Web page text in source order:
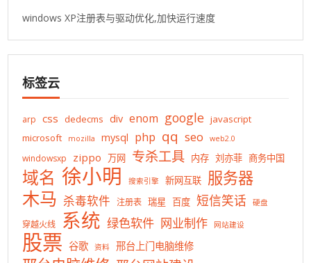
windows XP注册表与驱动优化,加快运行速度
标签云
arp css dedecms div enom google javascript
microsoft
mozilla mysql php qq seo web2.0
windowsxp zippo 万网 专杀工具 内存 刘亦菲 商务中国
域名 徐小明 搜索引擎 新网互联 服务器
木马 杀毒软件 注册表 瑞星 百度 短信笑话 硬盘
穿越火线 系统 绿色软件 网业制作 网站建设
股票 谷歌 资料 邢台上门电脑维修